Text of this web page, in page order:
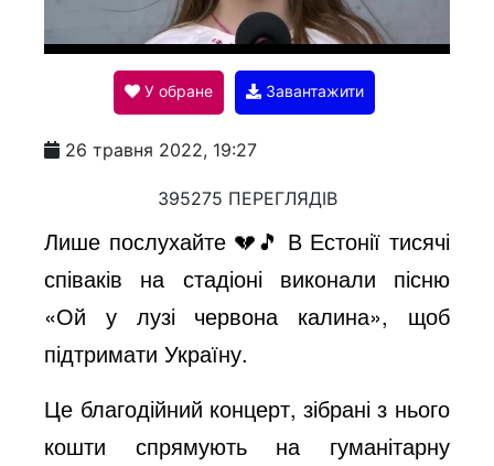
l
a
y
V
d
У обране Завантажити
26 травня 2022, 19:27
395275 ПЕРЕГЛЯДІВ
Лише послухайте 💔🎵 В Естонії тисячі
співаків на стадіоні виконали пісню
«Ой у лузі червона калина», щоб
підтримати Україну.
Це благодійний концерт, зібрані з нього
кошти спрямують на гуманітарну